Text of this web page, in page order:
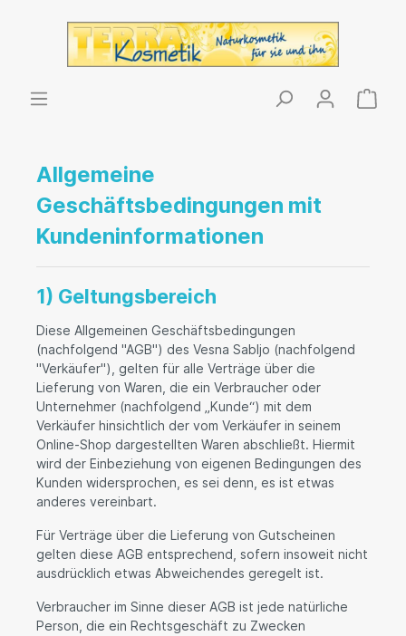
Allgemeine
Geschäftsbedingungen mit
Kundeninformationen
1) Geltungsbereich
Diese Allgemeinen Geschäftsbedingungen
(nachfolgend "AGB") des Vesna Sabljo (nachfolgend
"Verkäufer"), gelten für alle Verträge über die
Lieferung von Waren, die ein Verbraucher oder
Unternehmer (nachfolgend „Kunde“) mit dem
Verkäufer hinsichtlich der vom Verkäufer in seinem
Online-Shop dargestellten Waren abschließt. Hiermit
wird der Einbeziehung von eigenen Bedingungen des
Kunden widersprochen, es sei denn, es ist etwas
anderes vereinbart.
Für Verträge über die Lieferung von Gutscheinen
gelten diese AGB entsprechend, sofern insoweit nicht
ausdrücklich etwas Abweichendes geregelt ist.
Verbraucher im Sinne dieser AGB ist jede natürliche
Person, die ein Rechtsgeschäft zu Zwecken